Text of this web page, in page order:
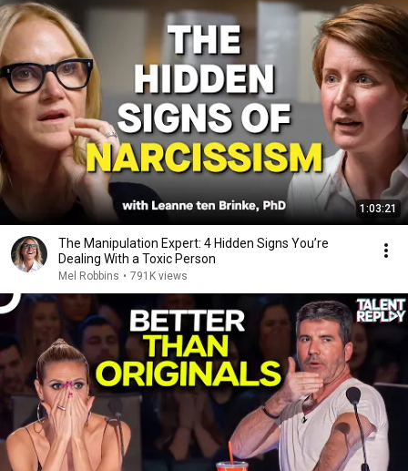
1:03:21
The Manipulation Expert: 4 Hidden Signs You’re
Dealing With a Toxic Person
Mel Robbins • 791K views